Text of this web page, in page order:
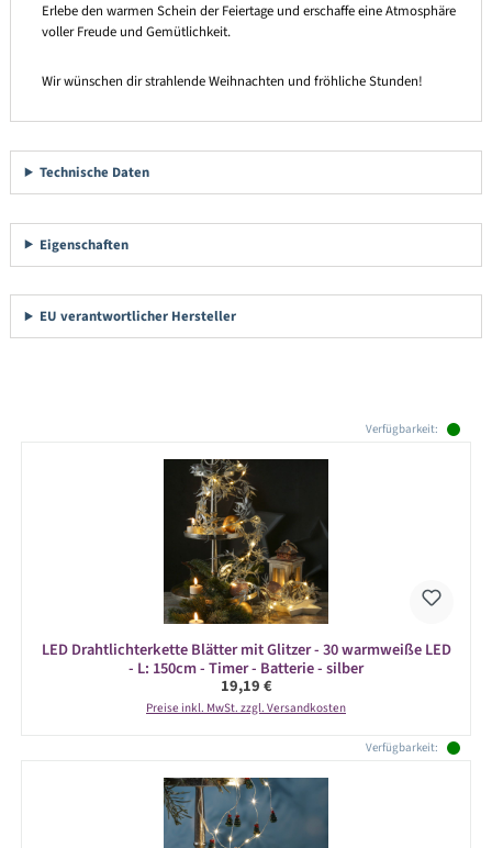
Erlebe den warmen Schein der Feiertage und erschaffe eine Atmosphäre
voller Freude und Gemütlichkeit.
Wir wünschen dir strahlende Weihnachten und fröhliche Stunden!
Technische Daten
Eigenschaften
EU verantwortlicher Hersteller
Verfügbarkeit:
LED Drahtlichterkette Blätter mit Glitzer - 30 warmweiße LED
- L: 150cm - Timer - Batterie - silber
Regulärer Preis:
19,19 €
Preise inkl. MwSt. zzgl. Versandkosten
Verfügbarkeit: